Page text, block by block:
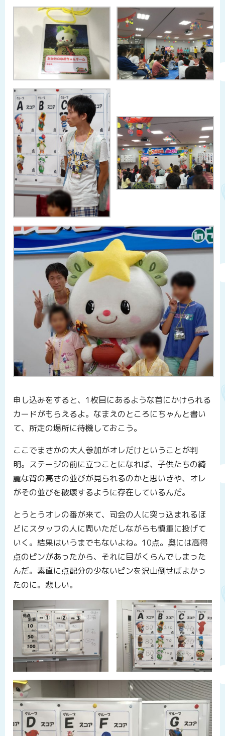
申し込みをすると、1枚目にあるような首にかけられる
カードがもらえるよ。なまえのところにちゃんと書い
て、所定の場所に待機しておこう。
ここでまさかの大人参加がオレだけということが判
明。ステージの前に立つことになれば、子供たちの綺
麗な背の高さの並びが見られるのかと思いきや、オレ
がその並びを破壊するように存在しているんだ。
とうとうオレの番が来て、司会の人に突っ込まれるほ
どにスタッフの人に問いただしながらも慎重に投げて
いく。結果はいうまでもないよね。10点。奥には高得
点のピンがあったから、それに目がくらんでしまった
んだ。素直に点配分の少ないピンを沢山倒せばよかっ
たのに。悲しい。